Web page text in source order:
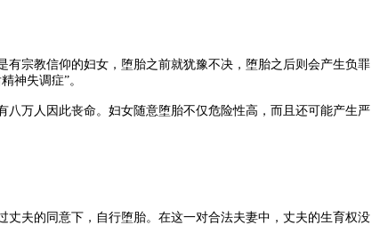
宗教信仰的妇女，堕胎之前就犹豫不决，堕胎之后则会产生负罪
神失调症”。
万人因此丧命。妇女随意堕胎不仅危险性高，而且还可能产生严
夫的同意下，自行堕胎。在这一对合法夫妻中，丈夫的生育权没